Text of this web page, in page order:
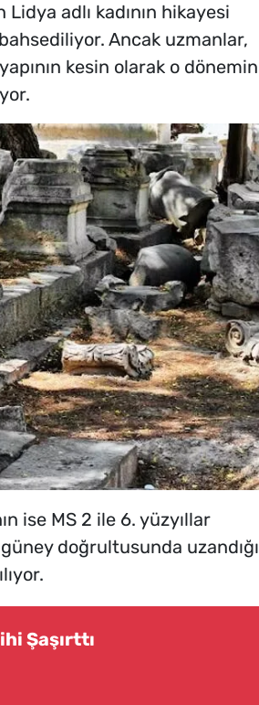
adlı kadının hikayesi
Ancak uzmanlar,
kesin olarak o dönemin
ise MS 2 ile 6. yüzyıllar
doğrultusunda uzandığı
Şaşırttı